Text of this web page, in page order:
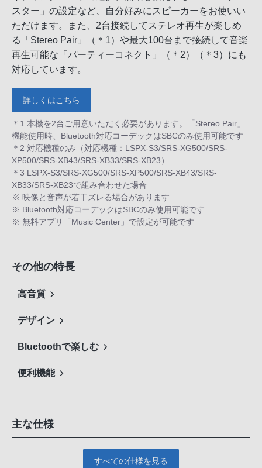
スター」の設定など、自分好みにスピーカーをお使いい
ただけます。また、2台接続してステレオ再生が楽しめ
る「Stereo Pair」（＊1）や最大100台まで接続して音楽
再生可能な「パーティーコネクト」（＊2）（＊3）にも
対応しています。
詳しくはこちら
＊1 本機を2台ご用意いただく必要があります。「Stereo Pair」
機能使用時、Bluetooth対応コーデックはSBCのみ使用可能です
＊2 対応機種のみ（対応機種：LSPX-S3/SRS-XG500/SRS-
XP500/SRS-XB43/SRS-XB33/SRS-XB23）
＊3 LSPX-S3/SRS-XG500/SRS-XP500/SRS-XB43/SRS-
XB33/SRS-XB23で組み合わせた場合
※ 映像と音声が若干ズレる場合があります
※ Bluetooth対応コーデックはSBCのみ使用可能です
※ 無料アプリ「Music Center」で設定が可能です
その他の特長
高音質
デザイン
Bluetoothで楽しむ
便利機能
主な仕様
すべての仕様を見る